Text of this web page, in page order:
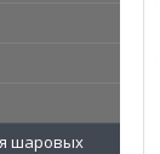
шаровых